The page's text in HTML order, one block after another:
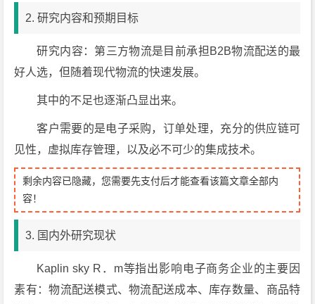
2. 研究内容和预期目标
研究内容：第三方物流是目前承担B2B物流配送的最
好人选，但随着现代物流的快速发展。
其中的不足也逐渐凸显出来。
客户需要的是电子采购，订单处理，充分的供应链可
见性，虚拟库存管理，以及必不可少的集成技术。
剩余内容已隐藏，您需要先支付后才能查看该篇文章全部内
容！
3. 国内外研究现状
Kaplin sky R．m等指出影响电子商务企业的主要因
素有：物流配送模式、物流配送成本、库存数量、商品特